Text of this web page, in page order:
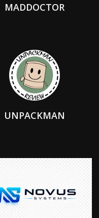
MADDOCTOR
UNPACKMAN